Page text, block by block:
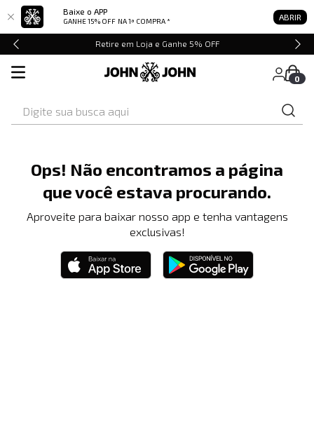
Baixe o APP
GANHE 15% OFF NA 1ª COMPRA * ABRIR
Retire em Loja e Ganhe 5% OFF
0
Ops! Não encontramos a página
que você estava procurando.
Aproveite para baixar nosso app e tenha vantagens
exclusivas!